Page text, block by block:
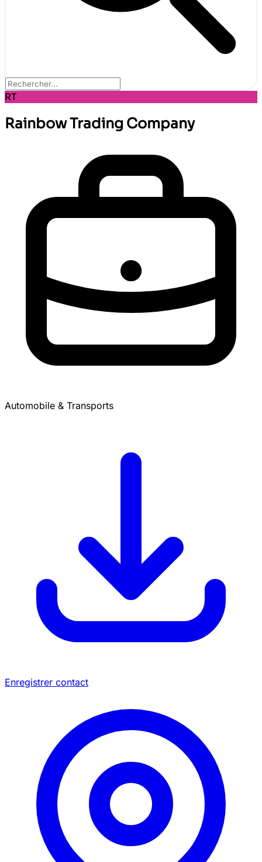
RT
Rainbow Trading Company
Automobile & Transports
Enregistrer contact